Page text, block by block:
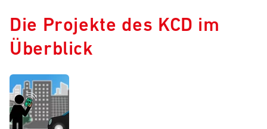
Die Projekte des KCD im
Überblick